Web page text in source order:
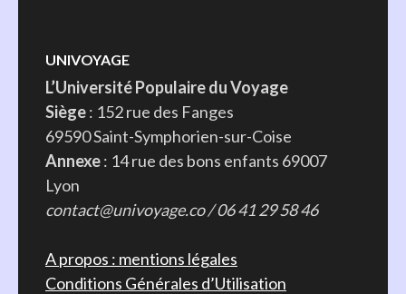
UNIVOYAGE
L’Université Populaire du Voyage
Siège: 152 rue des Fanges
69590 Saint-Symphorien-sur-Coise
Annexe: 14 rue des bons enfants 69007
Lyon
contact@univoyage.co / 06 41 29 58 46
A propos : mentions légales
Conditions Générales d’Utilisation